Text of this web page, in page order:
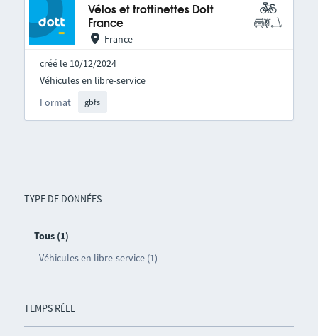
TYPE DE DONNÉES
Tous (1)
Véhicules en libre-service (1)
TEMPS RÉEL
Vélos et trottinettes Dott
France
France
créé le 10/12/2024
Format gbfs
Véhicules en libre-service